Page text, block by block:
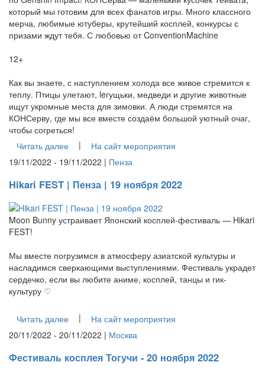
который мы готовим для всех фанатов игры. Много классного
мерча, любимые ютуберы, крутейший косплей, конкурсы с
призами ждут тебя. С любовью от ConventionMachine
12+
Как вы знаете, с наступлением холода все живое стремится к
теплу. Птицы улетают, leгущьки, медведи и другие животные
ищут укромные места для зимовки. А люди стремятся на
КОНСерву, где мы все вместе создаём большой уютный очаг,
чтобы согреться!
Читать далее
|
На сайт мероприятия
19/11/2022 - 19/11/2022 | Пенза
Hikari FEST | Пенза | 19 ноября 2022
Moon Bunny устраивает Японский косплей-фестиваль — Hikari
FEST!
Мы вместе погрузимся в атмосферу азиатской культуры и
насладимся сверкающими выступлениями. Фестиваль украдет
сердечко, если вы любите аниме, косплей, танцы и гик-
культуру ♡
Читать далее |
На сайт мероприятия
20/11/2022 - 20/11/2022 | Москва
Фестиваль косплея Тогучи - 20 ноября 2022